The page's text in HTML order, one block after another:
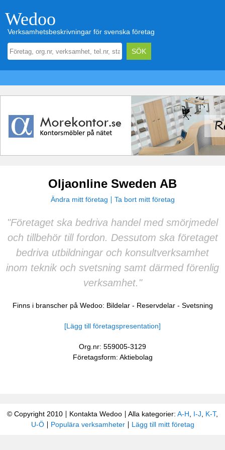
Wedoo
Verksamhetsbeskrivningar för svenska företag
Oljaonline Sweden AB
Ändra mitt företag Ta bort mitt företag
"Företaget ska bedriva handel med smörjmedel
och tillbehör till fordon. Dessutom ska företaget
bedriva utbildningar och konsultverksamhet
inom teknik och svetsning samt därmed förenlig
verksamhet."
Finns i branscher på Wedoo: Bildelar- Reservdelar- Svetsning
[Lägg till företagspresentation]
Org.nr: 559005-3129
Företagsform: Aktiebolag
© Copyright 2010 Kontakta Wedoo Alla kategorier: A-H I-J K-T,
U-Ö
Populära verksamheter Lägg till mitt företag